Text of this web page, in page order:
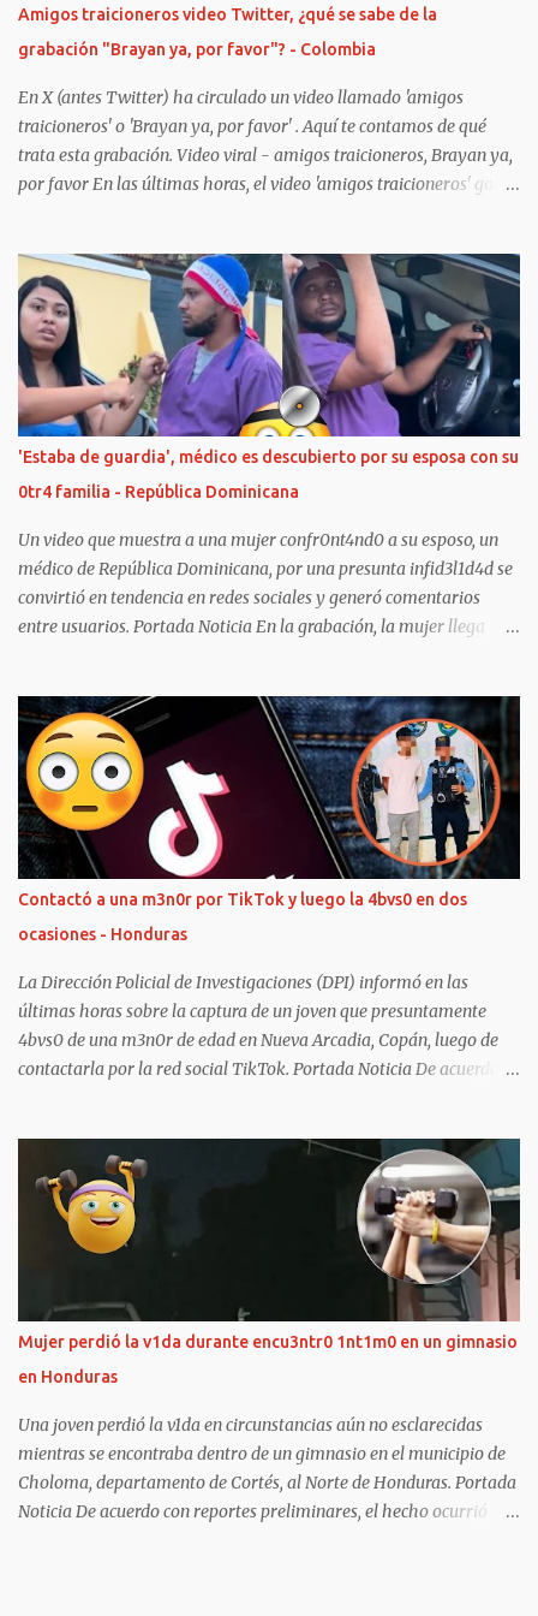
Amigos traicioneros video Twitter, ¿qué se sabe de la
grabación "Brayan ya, por favor"? - Colombia
En X (antes Twitter) ha circulado un video llamado 'amigos
traicioneros' o 'Brayan ya, por favor' . Aquí te contamos de qué
trata esta grabación. Video viral - amigos traicioneros, Brayan ya,
por favor En las últimas horas, el video 'amigos traicioneros' gore
social china, diversos cibernautas han compartido grabaciones
referente al caso, mismo que corresponde al asesinato de Andrés
Alberto Sosa Perdomo, joven nacido en Venezuela de entre 20 a 22
años. Según teorías en internet, fueron los mismos amigos de
Andrés quienes le quitaron la vida luego de más de 50 apuñaladas
alrededor de todo su cuerpo. El anterior hecho se registró el
pasado Domingo 21 de Enero debajo del puente Eustorgio
Colmenares Baptista, en Cúcuta, Colombia, donde el joven
Venezolano habitaba. No obstante, dicha teoría todavía no ha sido
confirmada por las auto...
'Estaba de guardia', médico es descubierto por su esposa con su
0tr4 familia - República Dominicana
Un video que muestra a una mujer confr0nt4nd0 a su esposo, un
médico de República Dominicana, por una presunta infid3l1d4d se
convirtió en tendencia en redes sociales y generó comentarios
entre usuarios. Portada Noticia En la grabación, la mujer llega
había dicho previamente. Según el relato de la esposa, decidió
seguir el rastro del vehículo mediante el GPS y llegó hasta el lugar
donde presuntamente encontró al médico con 0tr4 persona.
“Como él me dijo a mí que estaba de guardia en el hospital, resulta
que yo me lo encuentro aquí en una casa rara que si no es por el
GPS del vehículo, yo no me doy cuenta” , expresó la mujer durante
la grabación suscitada en República Dominicana. Durante el
intercambio, la mujer cuestiona a su esposo sobre un supuesto
amigo llamado José, a quien menciona repetidamente mientras
pide que se lo presente. “Quiero que me l...
Contactó a una m3n0r por TikTok y luego la 4bvs0 en dos
ocasiones - Honduras
La Dirección Policial de Investigaciones (DPI) informó en las
últimas horas sobre la captura de un joven que presuntamente
4bvs0 de una m3n0r de edad en Nueva Arcadia, Copán, luego de
contactarla por la red social TikTok. Portada Noticia De acuerdo al
operación la ejecutaron elementos de la DPI junto a agentes de
prevención asignados a la Jefatura Municipal de La Entrada,
Copán. Los equipos tras recibir la alerta vía llamada comenzaron
con las labores de investigación y seguimiento, ubicando al
sospechoso de 19 años, de oficio jornalero, en la Aldea Los
Dormitorios. Al individuo, originario de Florida, Copán, ahora se
le supone responsable del d3l1t0 de v10l4c10n en perjuicio de una
m3n0r de 13 añ0s. De acuerdo con las investigaciones, a finales del
mes de Mayo 2026, el sospechoso contactó a la víct1m4 por la red
social TikTok. Por allí iniciaron u...
Mujer perdió la v1da durante encu3ntr0 1nt1m0 en un gimnasio
en Honduras
Una joven perdió la v1da en circunstancias aún no esclarecidas
mientras se encontraba dentro de un gimnasio en el municipio de
Choloma, departamento de Cortés, al Norte de Honduras. Portada
Noticia De acuerdo con reportes preliminares, el hecho ocurrió